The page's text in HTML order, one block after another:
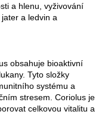
a hlenu, vyživování
a ledvin a
obsahuje bioaktivní
Tyto složky
systému a
stresem. Coriolus je
celkovou vitalitu a